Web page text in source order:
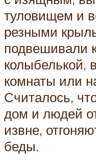
туловищем и
резными
подвешивали
колыбелькой,
комнаты или
Считалось,
дом и людей
извне,
беды.